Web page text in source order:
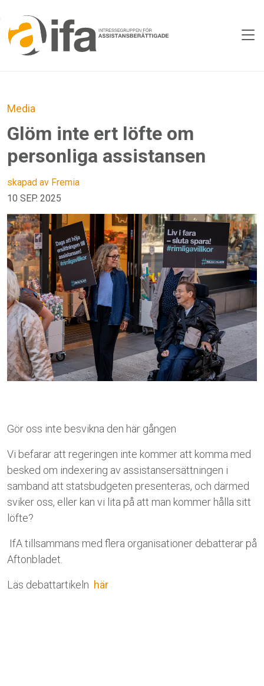
Skip to main content
Media
Glöm inte ert löfte om
personliga assistansen
skapad av Fremia
10 SEP. 2025
Gör oss inte besvikna den här gången
Vi befarar att regeringen inte kommer att komma med
besked om indexering av assistansersättningen i
samband att statsbudgeten presenteras, och därmed
sviker oss, eller kan vi lita på att man kommer hålla sitt
löfte?
IfAtillsammans med flera organisationer debatterar på
Aftonbladet.
Läs debattartikeln här